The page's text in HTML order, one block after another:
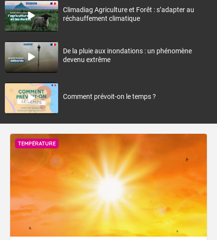
Climadiag Agriculture et Forêt : s’adapter au
réchauffement climatique
De la pluie aux inondations : un phénomène
devenu extrême
Comment prévoit-on le temps ?
TEMPÉRATURE